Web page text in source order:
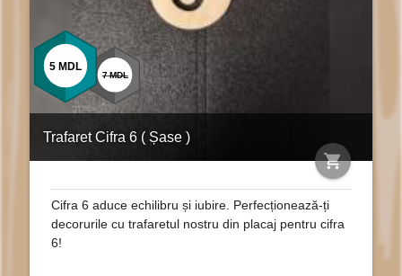
Trafaret Cifra 6 ( Șase )
shopping_cart
5 MDL
7 MDL
Cifra 6 aduce echilibru și iubire. Perfecționează-ți
decorurile cu trafaretul nostru din placaj pentru cifra
6!